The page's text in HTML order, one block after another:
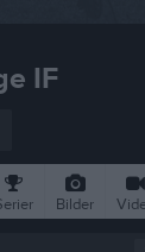
IF
Bilder